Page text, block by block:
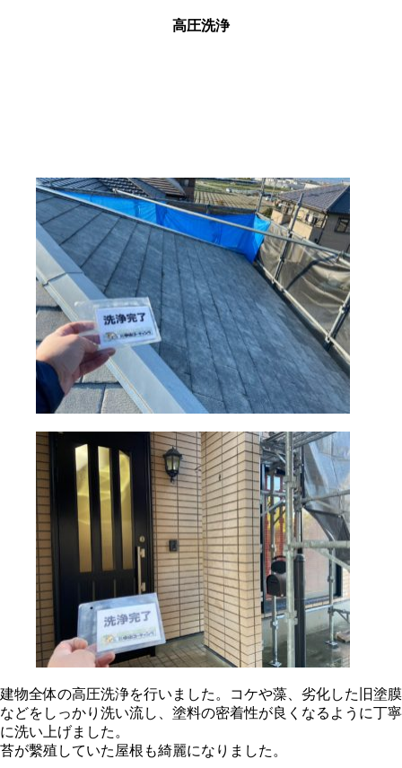
高圧洗浄
建物全体の高圧洗浄を行いました。コケや藻、劣化した旧塗膜
などをしっかり洗い流し、塗料の密着性が良くなるように丁寧
に洗い上げました。
苔が繫殖していた屋根も綺麗になりました。